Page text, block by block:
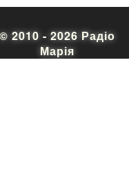
© 2010 - 2026 Радіо
Марія